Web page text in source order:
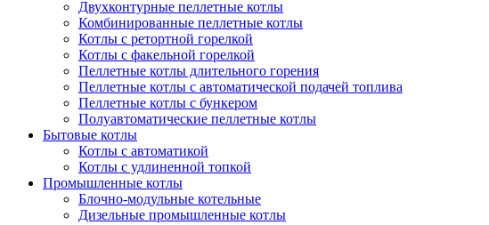
Двухконтурные пеллетные котлы
Комбинированные пеллетные котлы
Котлы с ретортной горелкой
Котлы с факельной горелкой
Пеллетные котлы длительного горения
Пеллетные котлы с автоматической подачей топлива
Пеллетные котлы с бункером
Полуавтоматические пеллетные котлы
Бытовые котлы
Котлы с автоматикой
Котлы с удлиненной топкой
Промышленные котлы
Блочно-модульные котельные
Дизельные промышленные котлы